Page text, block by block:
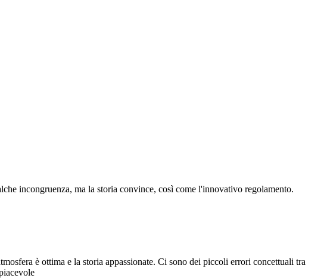
incongruenza, ma la storia convince, così come l'innovativo regolamento.
è ottima e la storia appassionate. Ci sono dei piccoli errori concettuali tra